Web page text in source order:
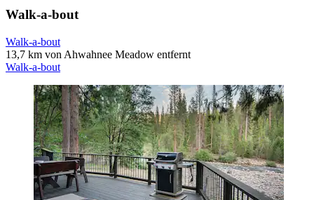
Walk-a-bout
Walk-a-bout
13,7 km von Ahwahnee Meadow entfernt
Walk-a-bout